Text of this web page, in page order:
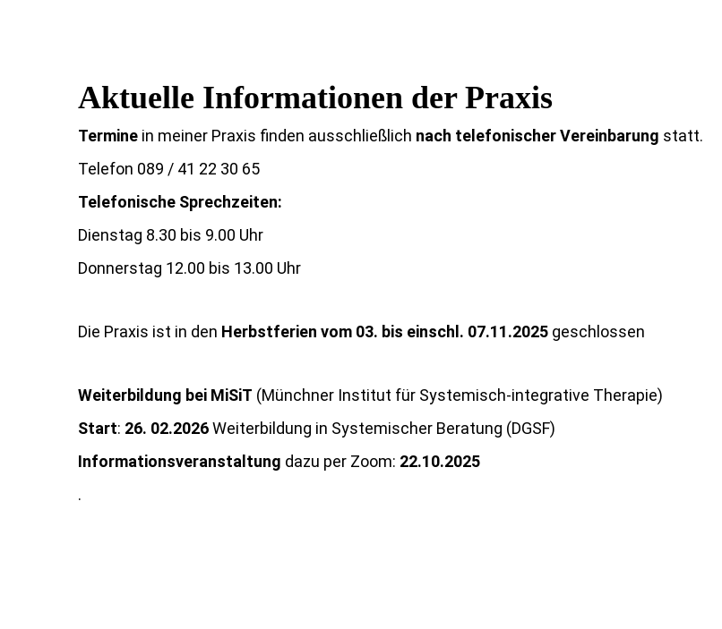
Aktuelle Informationen der Praxis
Termine in meiner Praxis finden ausschließlich nach telefonischer Vereinbarung statt.
Telefon 089 / 41 22 30 65
Telefonische Sprechzeiten:
Dienstag 8.30 bis 9.00 Uhr
Donnerstag 12.00 bis 13.00 Uhr
Die Praxis ist in den Herbstferien vom 03. bis einschl. 07.11.2025 geschlossen
Weiterbildung bei MiSiT (Münchner Institut für Systemisch-integrative Therapie)
Start: 26. 02.2026Weiterbildung in Systemischer Beratung (DGSF)
Informationsveranstaltung dazu per Zoom: 22.10.2025
.